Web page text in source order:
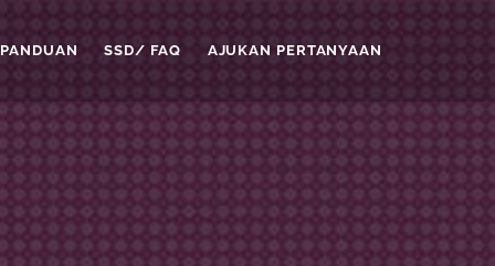
PANDUAN SSD/ FAQ AJUKAN PERTANYAAN